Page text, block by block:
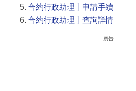
合約行政助理丨申請手續
合約行政助理丨查詢詳情
廣告